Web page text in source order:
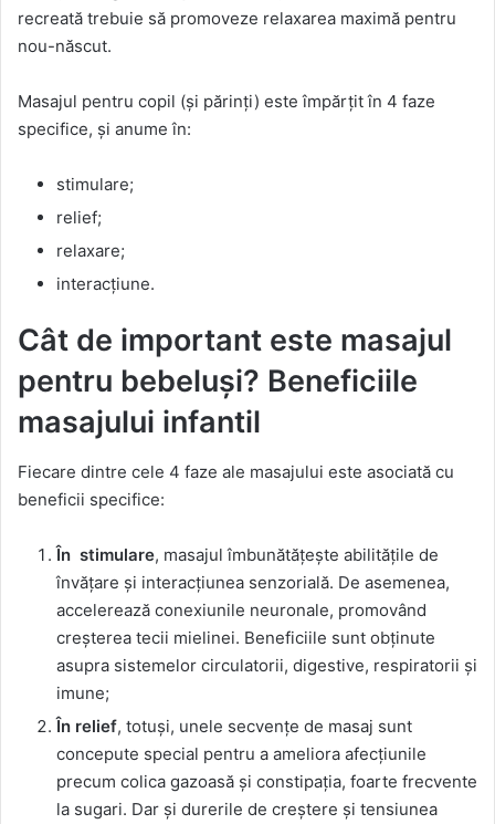
recreată trebuie să promoveze relaxarea maximă pentru
nou-născut.
Masajul pentru copil (și părinți) este împărțit în 4 faze
specifice, și anume în:
stimulare;
relief;
relaxare;
interacțiune.
Cât de important este masajul
pentru bebeluși? Beneficiile
masajului infantil
Fiecare dintre cele 4 faze ale masajului este asociată cu
beneficii specifice:
În stimulare, masajul îmbunătățește abilitățile de
învățare și interacțiunea senzorială. De asemenea,
accelerează conexiunile neuronale, promovând
creșterea tecii mielinei. Beneficiile sunt obținute
asupra sistemelor circulatorii, digestive, respiratorii și
imune;
În relief, totuși, unele secvențe de masaj sunt
concepute special pentru a ameliora afecțiunile
precum colica gazoasă și constipația, foarte frecvente
la sugari. Dar și durerile de creștere și tensiunea